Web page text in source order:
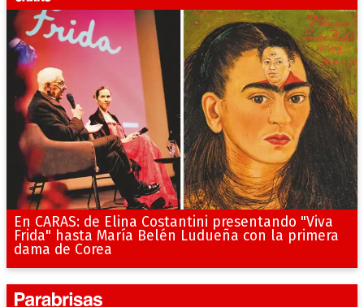
En CARAS: de Elina Costantini presentando "Viva
Frida" hasta María Belén Ludueña con la primera
dama de Corea